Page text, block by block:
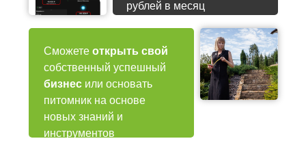
рублей в месяц
Сможете открыть свой
собственный успешный
бизнес или основать
питомник на основе
новых знаний и
инструментов